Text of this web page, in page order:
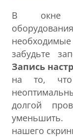
В окне
забудьте
Запись
на то, что
долгой
нашего